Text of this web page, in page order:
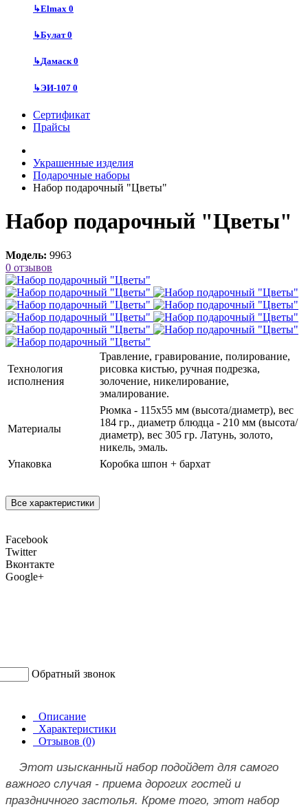
↳Elmax 0
↳Булат0
↳Дамаск0
↳ЭИ-107 0
Сертификат
Прайсы
Украшенные изделия
Подарочные наборы
Набор подарочный "Цветы"
Набор подарочный "Цветы"
Модель: 9963
0 отзывов
Технология
исполнения
Травление, гравирование, полирование,
рисовка кистью, ручная подрезка,
золочение, никелирование,
эмалирование.
Материалы
Рюмка - 115х55 мм (высота/диаметр), вес
184 гр., диаметр блюдца - 210 мм (высота/
диаметр), вес 305 гр. Латунь, золото,
никель, эмаль.
Упаковка
Коробка шпон + бархат
Все характеристики
Facebook
Twitter
Вконтакте
Google+
Обратный звонок
Описание
Характеристики
Отзывов (0)
Этот изысканный набор подойдет для самого
важного случая - приема дорогих гостей и
праздничного застолья. Кроме того, этот набор